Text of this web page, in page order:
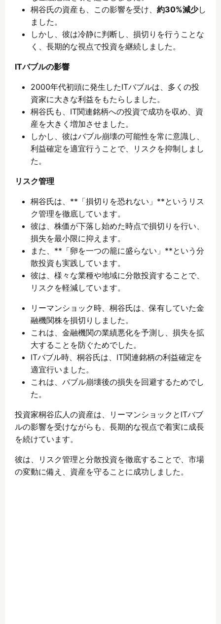
桐谷氏の資産も、この影響を受け、 約30%減少し
ました。
しかし、彼は冷静に判断し、損切りを行うことな
く、長期的な視点で投資を継続しました。
ITバブルの影響
2000年代初頭に発生したITバブルは、多くの投
資家に大きな利益をもたらしました。
桐谷氏も、IT関連銘柄への投資で成功を収め、資
産を大きく増加させました。
しかし、彼はバブル崩壊の可能性を常に意識し、
利益確定を適宜行うことで、リスクを抑制しまし
た。
リスク管理
桐谷氏は、**「損切りを恐れない」**というリス
ク管理を徹底しています。
彼は、株価が下落し始めた時点で損切りを行い、
損失を最小限に抑えます。
また、**「卵を一つの籠に盛らない」**という分
散投資も実践しています。
彼は、様々な業種や地域に分散投資することで、
リスクを軽減しています。
リーマンショック時、桐谷氏は、保有していた金
融機関株を損切りしました。
これは、金融機関の業績悪化を予測し、損失を拡
大することを防ぐためでした。
ITバブル時、桐谷氏は、IT関連銘柄の利益確定を
適宜行いました。
これは、バブル崩壊後の損失を回避するためでし
た。
投資家桐谷広人の資産は、リーマンショックとITバブ
ルの影響を受けながらも、長期的な視点で着実に成長
を続けています。
彼は、リスク管理と分散投資を徹底することで、市場
の変動に備え、資産を守ることに成功しました。